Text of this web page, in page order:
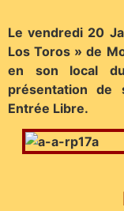
Le vendredi 20
Los Toros » de
en son local
présentation de
Entrée Libre.